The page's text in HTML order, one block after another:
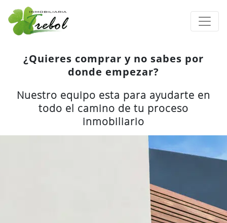
¿Quieres comprar y no sabes por
donde empezar?
Nuestro equipo esta para ayudarte en
todo el camino de tu proceso
inmobiliario